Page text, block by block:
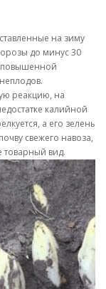
на зиму
до минус 30
повышенной
реакцию, на
калийной
а его зелень
свежего навоза,
товарный вид.